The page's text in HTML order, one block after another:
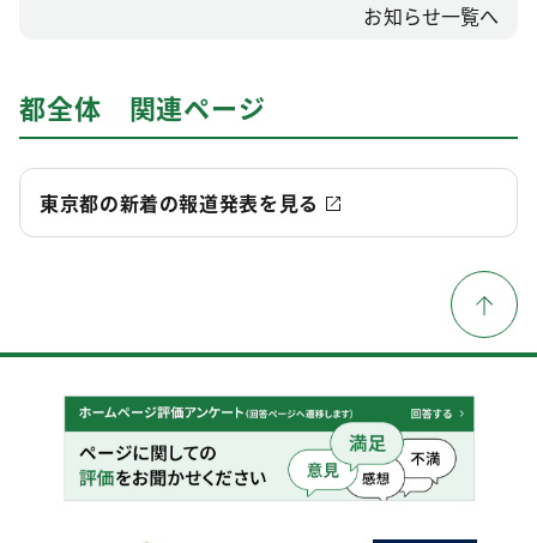
お知らせ一覧へ
都全体 関連ページ
東京都の新着の報道発表を見る